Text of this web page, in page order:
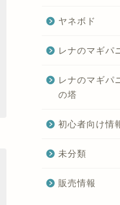
ヤネボド
レナのマギパ
レナのマギパ
の塔
初心者向け情
未分類
販売情報